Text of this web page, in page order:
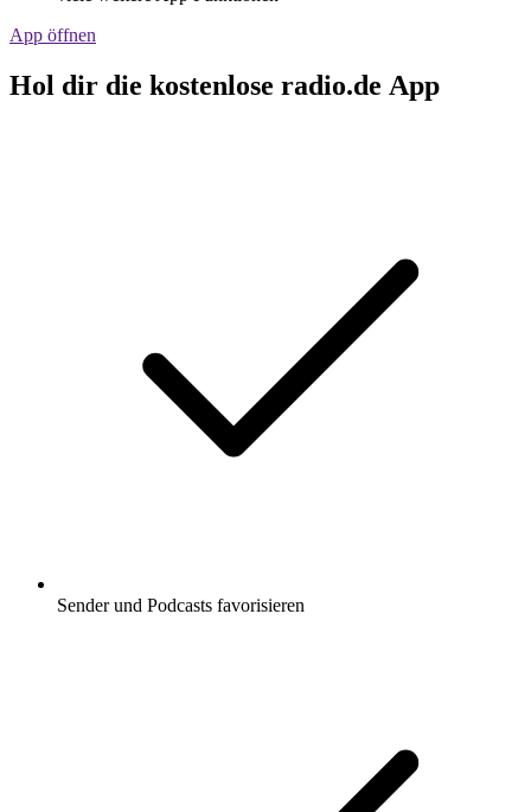
App öffnen
Hol dir die kostenlose radio.de App
Sender und Podcasts favorisieren